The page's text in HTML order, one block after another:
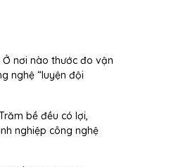
nơi nào thước đo vận
nghệ “luyện đội
bề đều có lợi,
nghiệp công nghệ